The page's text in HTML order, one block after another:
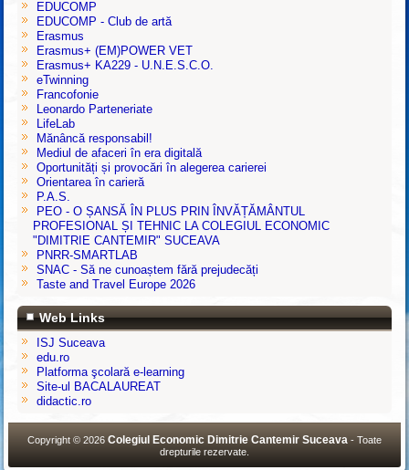
EDUCOMP
EDUCOMP - Club de artă
Erasmus
Erasmus+ (EM)POWER VET
Erasmus+ KA229 - U.N.E.S.C.O.
eTwinning
Francofonie
Leonardo Parteneriate
LifeLab
Mănâncă responsabil!
Mediul de afaceri în era digitală
Oportunități și provocări în alegerea carierei
Orientarea în carieră
P.A.S.
PEO - O ȘANSĂ ÎN PLUS PRIN ÎNVĂȚĂMÂNTUL
PROFESIONAL ȘI TEHNIC LA COLEGIUL ECONOMIC
"DIMITRIE CANTEMIR" SUCEAVA
PNRR-SMARTLAB
SNAC - Să ne cunoaștem fără prejudecăți
Taste and Travel Europe 2026
Web Links
ISJ Suceava
edu.ro
Platforma şcolară e-learning
Site-ul BACALAUREAT
didactic.ro
Copyright © 2026 Colegiul Economic Dimitrie Cantemir Suceava - Toate
drepturile rezervate.